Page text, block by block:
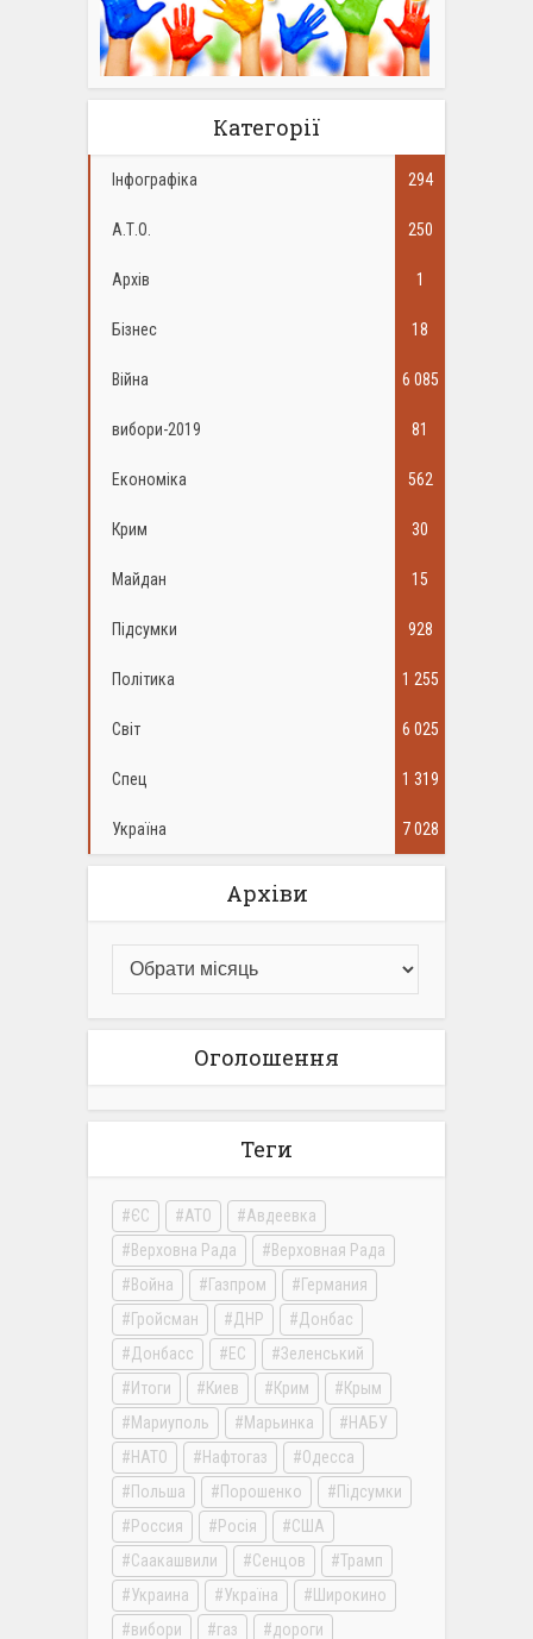
Категорії
Інфографіка 294
А.Т.О. 250
Архів 1
Бізнес 18
Війна 6 085
вибори-2019 81
Економіка 562
Крим 30
Майдан 15
Підсумки 928
Політика 1 255
Світ 6 025
Спец 1 319
Україна 7 028
Архіви
Оголошення
Теги
ЄС АТО
Авдеевка
Верховна Рада
Верховная Рада
Война
Газпром
Германия
Гройсман
ДНР
Донбас
Донбасс
ЕС
Зеленський
Итоги
Киев Крим
Крым
Мариуполь
Марьинка
НАБУ
НАТО
Нафтогаз
Одесса
Польша
Порошенко
Підсумки
Россия
Росія
США
Саакашвили
Сенцов
Трамп
Украина
Україна
Широкино
вибори
газ дороги